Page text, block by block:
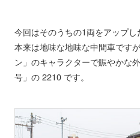
今回はそのうちの1両をアップし
本来は地味な地味な中間車です
ン」のキャラクターで賑やかな
号」の 2210 です。